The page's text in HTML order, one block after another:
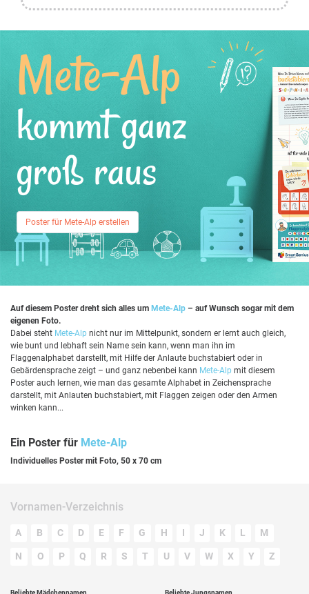
Mete-Alp
kommt ganz
groß raus
Poster für Mete-Alp erstellen
Auf diesem Poster dreht sich alles um Mete-Alp – auf Wunsch sogar mit dem
eigenen Foto.
Dabei steht Mete-Alp nicht nur im Mittelpunkt, sondern er lernt auch gleich,
wie bunt und lebhaft sein Name sein kann, wenn man ihn im
Flaggenalphabet darstellt, mit Hilfe der Anlaute buchstabiert oder in
Gebärdensprache zeigt – und ganz nebenbei kann Mete-Alp mit diesem
Poster auch lernen, wie man das gesamte Alphabet in Zeichensprache
darstellt, mit Anlauten buchstabiert, mit Flaggen zeigen oder den Armen
winken kann...
Ein Poster für Mete-Alp
Individuelles Poster mit Foto, 50 x 70 cm
Vornamen-Verzeichnis
A B C D E F G H I J K L M
N O P Q R S T U V W X Y Z
Beliebte Mädchennamen Beliebte Jungsnamen